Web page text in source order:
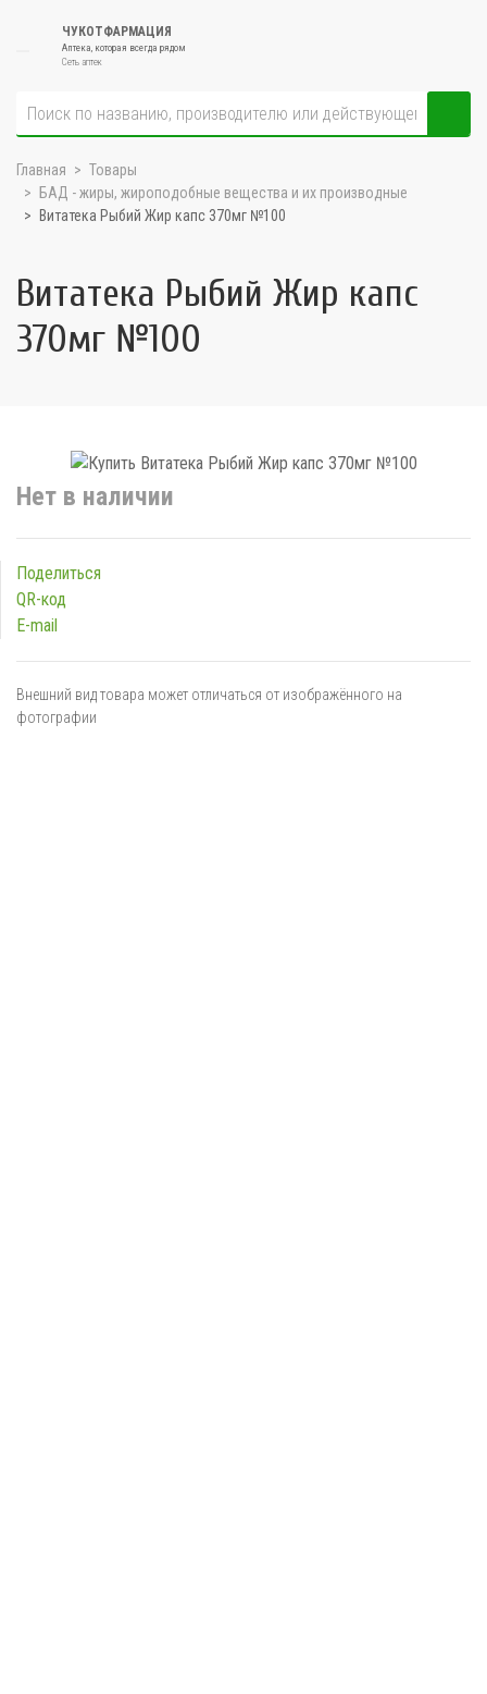
ЧУКОТФАРМАЦИЯ
Аптека, которая всегда рядом
Сеть аптек
Главная
Товары
БАД - жиры, жироподобные вещества и их производные
Витатека Рыбий Жир капс 370мг №100
Витатека Рыбий Жир капс
370мг №100
Нет в наличии
Поделиться
QR-код
E-mail
Внешний вид товара может отличаться от изображённого на
фотографии